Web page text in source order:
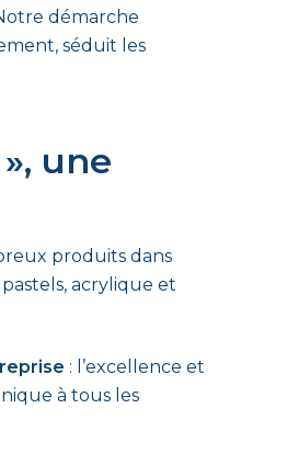
démarche
séduit les
une
produits dans
acrylique et
: l’excellence et
à tous les